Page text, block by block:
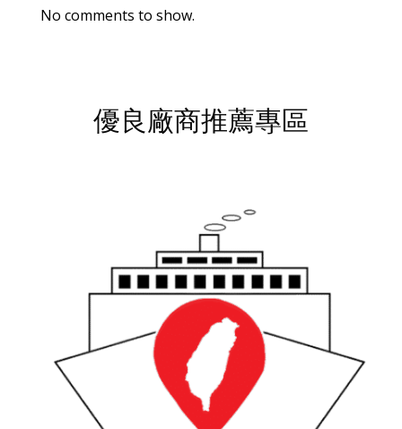
No comments to show.
優良廠商推薦專區